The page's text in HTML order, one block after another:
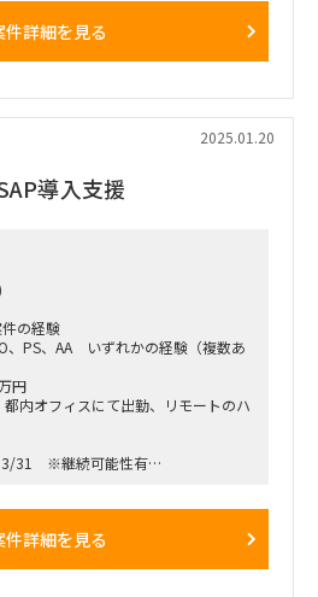
件詳細を見る
2025.01.20
導入支援
の経験
、PS、AA いずれかの経験（複数あ
円
内オフィスにて出勤、リモートのハ
03/31 ※継続可能性有
件詳細を見る